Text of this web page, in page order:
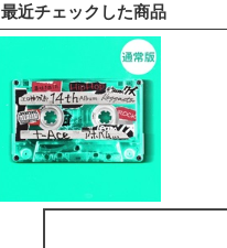
最近チェックした商品